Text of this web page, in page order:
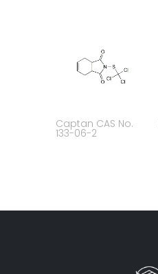
Captan CAS No.
133-06-2